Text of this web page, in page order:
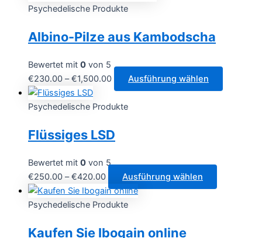
bis
Psychedelische Produkte
Albino-Pilze aus Kambodscha
Bewertet mit 0 von 5
€230.00 –€1,500.00Preisspanne:
€230.00
bis
Ausführung wählen
Produkt
Psychedelische Produkte
Flüssiges LSD
Bewertet mit 0 von 5
€250.00 –€420.00Preisspanne:
€250.00
bis
Ausführung wählen
Produkt
Psychedelische Produkte
Kaufen Sie Ibogain online